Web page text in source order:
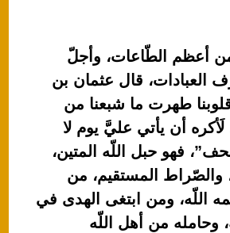
أعظم الطّاعات، وأجلّ
العبادات، قال عثمان بن
طهرت ما شبعنا من
لَأكره أن يأتي عليَّ يوم لا
فهو حبل اللّه المتين،
والصّراط المستقيم، من
اللّه، ومن ابتغى الهدى في
وحامله من أهل اللّه